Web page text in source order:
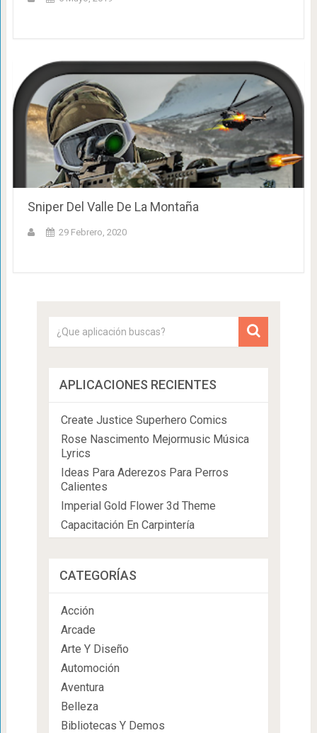
Sniper Del Valle De La Montaña
29 Febrero, 2020
APLICACIONES RECIENTES
Create Justice Superhero Comics
Rose Nascimento Mejormusic Música
Lyrics
Ideas Para Aderezos Para Perros
Calientes
Imperial Gold Flower 3d Theme
Capacitación En Carpintería
CATEGORÍAS
Acción
Arcade
Arte Y Diseño
Automoción
Aventura
Belleza
Bibliotecas Y Demos